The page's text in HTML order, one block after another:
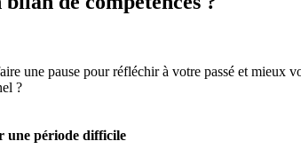
une pause pour réfléchir à votre passé et mieux
?
une période difficile